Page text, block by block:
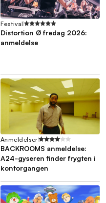
Festival
Distortion Ø fredag 2026:
anmeldelse
Anmeldelser
BACKROOMS anmeldelse:
A24-gyseren finder frygten i
kontorgangen